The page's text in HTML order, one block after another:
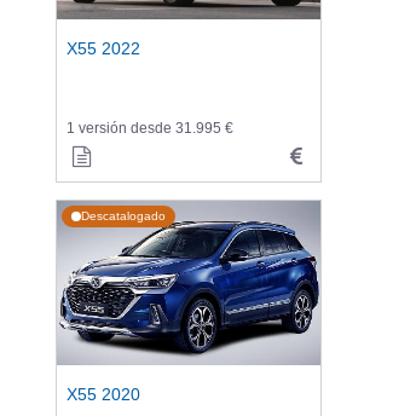
X55 2022
1 versión desde 31.995 €
Descatalogado
X55 2020